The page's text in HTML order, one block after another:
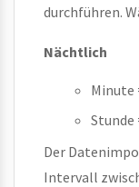
durchführen.
Nächtlich
Minute
Stunde
Der
Intervall